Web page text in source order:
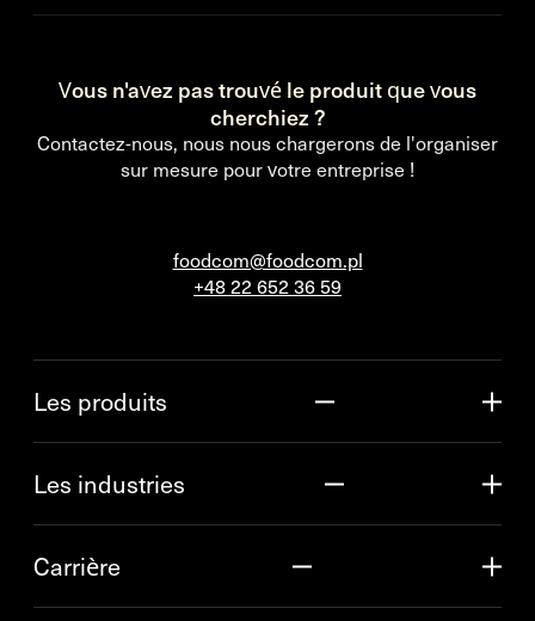
Vous n'avez pas trouvé le produit que vous
cherchiez ?
Contactez-nous, nous nous chargerons de l'organiser
sur mesure pour votre entreprise !
foodcom@foodcom.pl
+48 22 652 36 59
Les produits
Les industries
Carrière